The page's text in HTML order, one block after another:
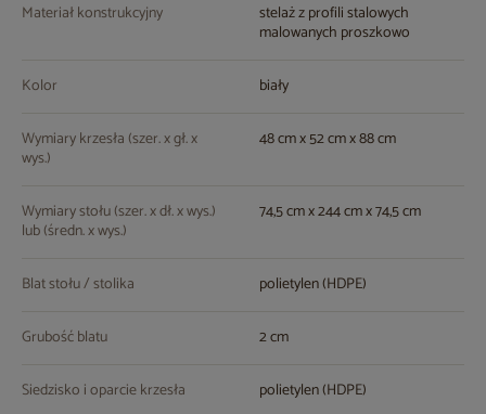
Materiał konstrukcyjny stelaż z profili stalowych
malowanych proszkowo
Kolor biały
Wymiary krzesła (szer. x gł. x
wys.)
48 cm x 52 cm x 88 cm
Wymiary stołu (szer. x dł. x wys.)
lub (średn. x wys.)
74,5 cm x 244 cm x 74,5 cm
Blat stołu / stolika polietylen (HDPE)
Grubość blatu 2 cm
Siedzisko i oparcie krzesła polietylen (HDPE)